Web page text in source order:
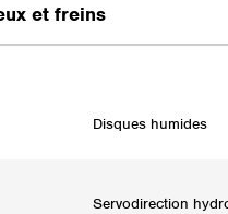
et freins
Disques humides
Servodirection